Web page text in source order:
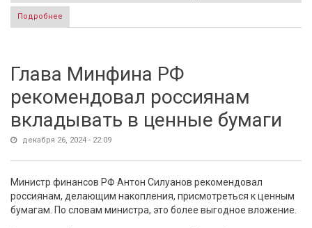
Подробнее
санкциями ЕС
Глава Минфина РФ
рекомендовал россиянам
вкладывать в ценные бумаги
декабря 26, 2024 - 22:09
Министр финансов РФ Антон Силуанов рекомендовал
россиянам, делающим накопления, присмотреться к ценным
бумагам. По словам министра, это более выгодное вложение.